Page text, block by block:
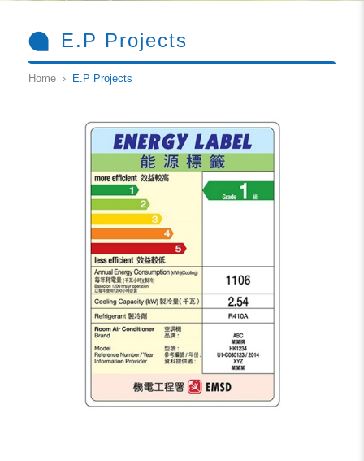
E.P Projects
Home › E.P Projects